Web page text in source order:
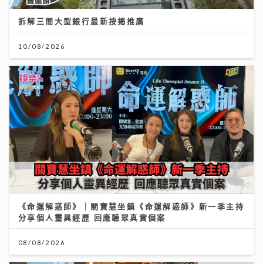
拆解三間大型銀行最新按揭推廣
10/08/2026
《命運解惑師》｜關寶慧坐鎮《命運解惑師》新一季主持
分享個人靈異經歷 回應聽眾真實個案
08/08/2026